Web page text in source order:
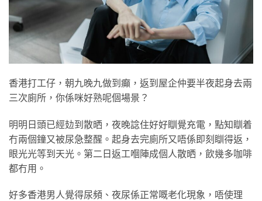
香港打工仔，朝九晚九做到癲，返到屋企仲要半夜起身去兩
三次廁所，你係咪好熟呢個場景？
明明日頭已經攰到散晒，夜晚諗住好好瞓覺充電，點知瞓着
冇兩個鐘又被尿急整醒。起身去完廁所又唔係即刻瞓得返，
眼光光等到天光。第二日返工嗰陣成個人散晒，飲幾多咖啡
都冇用。
好多香港男人覺得尿頻、夜尿係正常嘅老化現象，唔使理